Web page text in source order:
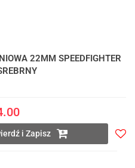
22MM SPEEDFIGHTER
i Zapisz